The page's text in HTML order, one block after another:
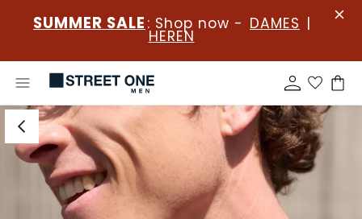
SUMMER SALE : Shop now - DAMES |
HEREN